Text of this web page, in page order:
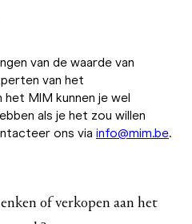
van de waarde van
van het
MIM kunnen je wel
als je het zou willen
ons via info@mim.be.
of verkopen aan het